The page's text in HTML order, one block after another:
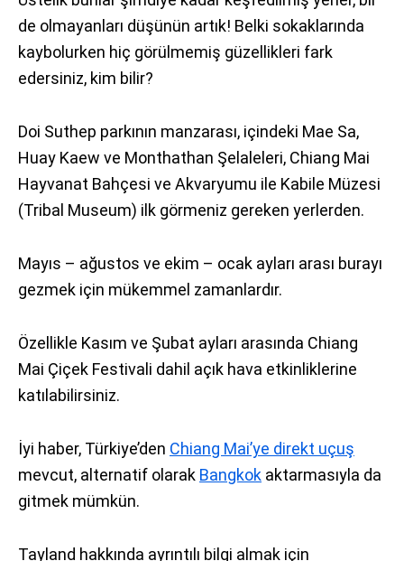
de olmayanları düşünün artık! Belki sokaklarında
kaybolurken hiç görülmemiş güzellikleri fark
edersiniz, kim bilir?
Doi Suthep parkının manzarası, içindeki Mae Sa,
Huay Kaew ve Monthathan Şelaleleri, Chiang Mai
Hayvanat Bahçesi ve Akvaryumu ile Kabile Müzesi
(Tribal Museum) ilk görmeniz gereken yerlerden.
Mayıs – ağustos ve ekim – ocak ayları arası burayı
gezmek için mükemmel zamanlardır.
Özellikle Kasım ve Şubat ayları arasında Chiang
Mai Çiçek Festivali dahil açık hava etkinliklerine
katılabilirsiniz.
İyi haber, Türkiye’den Chiang Mai’ye direkt uçuş
mevcut, alternatif olarak Bangkok aktarmasıyla da
gitmek mümkün.
Tayland hakkında ayrıntılı bilgi almak için